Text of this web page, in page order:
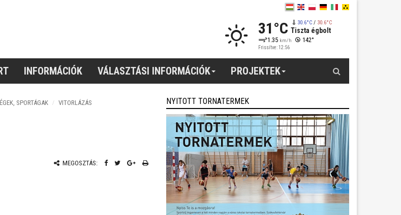
31°C 30.6°C/ 30.6°C
Tiszta égbolt
1.35 km/h 142°
Frissítve: 12:56
INFORMÁCIÓK VÁLASZTÁSI INFORMÁCIÓK PROJEKTEK
SPORTÁGAK
VITORLÁZÁS
MEGOSZTÁS:
NYITOTT TORNATERMEK